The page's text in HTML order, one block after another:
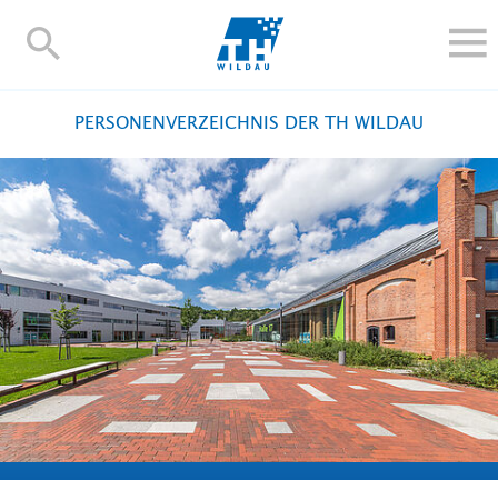
TH-
FORSCHUNG UND TRANSFER
ALUMNI
HOCHSCHULE
INTERNATIONAL
BESCHÄFTIGTE
Blogs Kontakt und Anfahrt Webmail Moodle
TH Online-Portal Personensuche English
PERSONENVERZEICHNIS DER TH WILDAU